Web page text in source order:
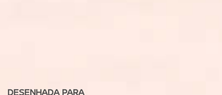
DESENHADA PARA